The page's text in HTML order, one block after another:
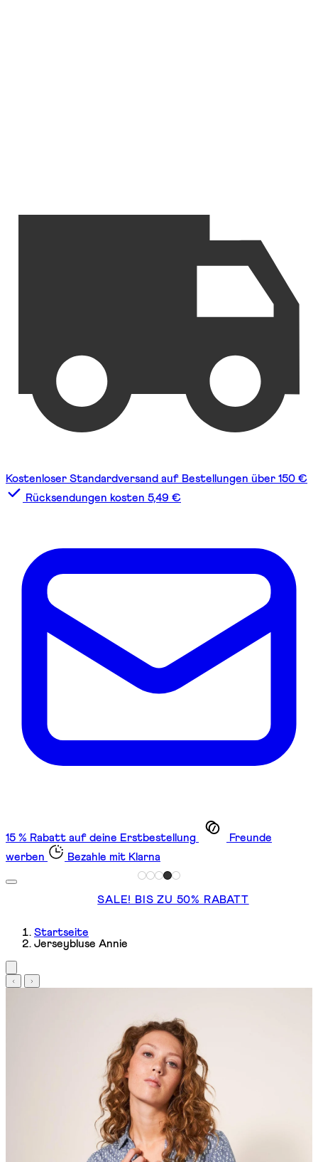
Kostenloser Standardversand auf Bestellungen über 150 €
Rücksendungen kosten 5,49 €
15 % Rabatt auf deine Erstbestellung
Freunde
werben
Bezahle mit Klarna
SALE! BIS ZU 50% RABATT
Startseite
Jerseybluse Annie